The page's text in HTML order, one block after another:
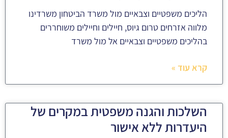
הליכים משפטיים וצבאיים מול משרד הביטחון משרדינו
מלווה אזרחים טרום גיוס, חיילים וחיילים משוחררים
בהליכים משפטיים וצבאיים אל מול משרד
קרא עוד »
השלכות והגנה משפטית במקרים של
היעדרות ללא אישור